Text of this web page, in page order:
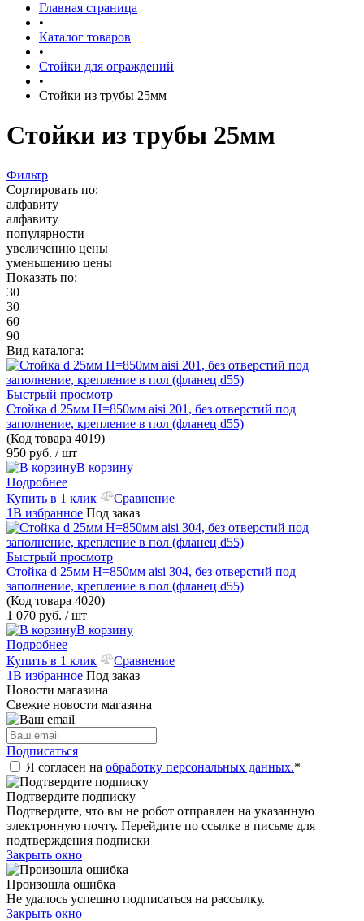
Главная страница
•
Каталог товаров
•
Стойки для ограждений
•
Стойки из трубы 25мм
Стойки из трубы 25мм
Фильтр
Сортировать по:
алфавиту
алфавиту
популярности
увеличению цены
уменьшению цены
Показать по:
30
30
60
90
Вид каталога:
Быстрый просмотр
Стойка d 25мм H=850мм aisi 201, без отверстий под
заполнение, крепление в пол (фланец d55)
(Код товара 4019)
950 руб. / шт
В корзину
Подробнее
Купить в 1 клик
Сравнение
1В избранное Под заказ
Быстрый просмотр
Стойка d 25мм H=850мм aisi 304, без отверстий под
заполнение, крепление в пол (фланец d55)
(Код товара 4020)
1 070 руб. / шт
В корзину
Подробнее
Купить в 1 клик
Сравнение
1В избранное Под заказ
Новости магазина
Свежие новости магазина
Подписаться
Я согласен на обработку персональных данных.*
Подтвердите подписку
Подтвердите, что вы не робот отправлен на указанную
электронную почту. Перейдите по ссылке в письме для
подтверждения подписки
Закрыть окно
Произошла ошибка
Не удалось успешно подписаться на рассылку.
Закрыть окно